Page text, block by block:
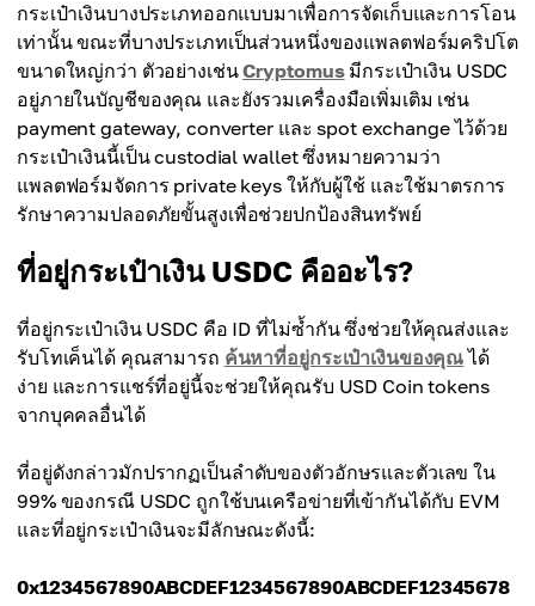
กระเป๋าเงินบางประเภทออกแบบมาเพื่อการจัดเก็บและการโอน
เท่านั้น ขณะที่บางประเภทเป็นส่วนหนึ่งของแพลตฟอร์มคริปโต
ขนาดใหญ่กว่า ตัวอย่างเช่นCryptomus⁠ มีกระเป๋าเงิน USDC
อยู่ภายในบัญชีของคุณ และยังรวมเครื่องมือเพิ่มเติม เช่น
payment gateway, converter และ spot exchange ไว้ด้วย
กระเป๋าเงินนี้เป็น custodial wallet ซึ่งหมายความว่า
แพลตฟอร์มจัดการ private keys ให้กับผู้ใช้ และใช้มาตรการ
รักษาความปลอดภัยขั้นสูงเพื่อช่วยปกป้องสินทรัพย์
ที่อยู่กระเป๋าเงิน USDC คืออะไร?
ที่อยู่กระเป๋าเงิน USDC คือ ID ที่ไม่ซ้ำกัน ซึ่งช่วยให้คุณส่งและ
รับโทเค็นได้ คุณสามารถ ค้นหาที่อยู่กระเป๋าเงินของคุณได้
ง่าย และการแชร์ที่อยู่นี้จะช่วยให้คุณรับ USD Coin tokens
จากบุคคลอื่นได้
ที่อยู่ดังกล่าวมักปรากฏเป็นลำดับของตัวอักษรและตัวเลข ใน
99% ของกรณี USDC ถูกใช้บนเครือข่ายที่เข้ากันได้กับ EVM
และที่อยู่กระเป๋าเงินจะมีลักษณะดังนี้:
0x1234567890ABCDEF1234567890ABCDEF12345678